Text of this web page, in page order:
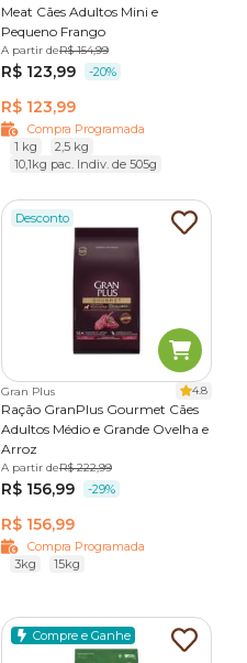
Meat Cães Adultos Mini e
Pequeno Frango
A partir deR$ 154,99
R$ 123,99 -20%
R$ 123,99
Compra Programada
1 kg
2,5 kg
10,1kg pac. Indiv. de 505g
Desconto
Gran Plus 4.8
Ração GranPlus Gourmet Cães
Adultos Médio e Grande Ovelha e
Arroz
A partir deR$ 222,99
R$ 156,99 -29%
R$ 156,99
Compra Programada
3kg
15kg
Compre e Ganhe